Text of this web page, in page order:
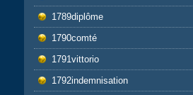
1789diplôme
1790comté
1791vittorio
1792indemnisation